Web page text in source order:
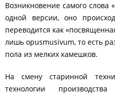
Возникновение самого слова «
одной версии, оно
переводится как
лишь opusmusivum, то есть
пола из мелких камешков.
На смену старинной
технологии